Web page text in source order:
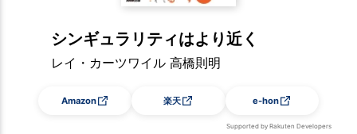
シンギュラリティはより近く
レイ・カーツワイル 高橋則明
Amazon 楽天 e-hon
Supported by Rakuten Developers